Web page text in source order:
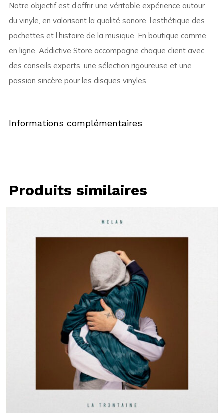
Notre objectif est d’offrir une véritable expérience autour
du vinyle, en valorisant la qualité sonore, l’esthétique des
pochettes et l’histoire de la musique. En boutique comme
en ligne, Addictive Store accompagne chaque client avec
des conseils experts, une sélection rigoureuse et une
passion sincère pour les disques vinyles.
Informations complémentaires
Produits similaires